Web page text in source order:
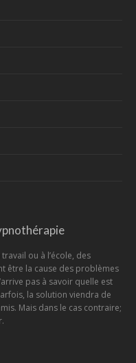
ou à l’école, des
être la cause des problèmes
pas à savoir quelle est
la solution viendra de
Mais dans le cas contraire;